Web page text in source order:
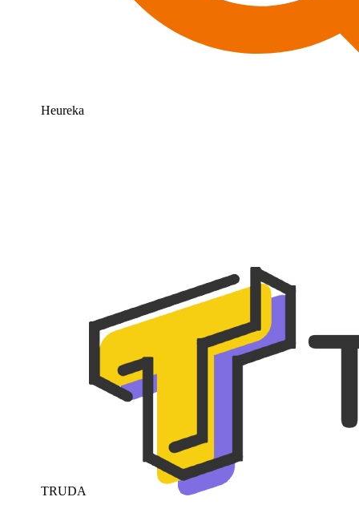
Heureka
TRUDA